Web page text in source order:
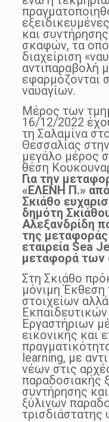
και
σκαφών, τα
διαχείριση
αντιπαραβολή
εφαρμόζονται
ναυαγίων.
Μέρος των
16/12/2022
τη Σαλαμίνα
Θεσσαλίας
μεγάλο μέρος
θέση
Για την
«ΕΛΕΝΗ Π.»
Σκιάθο
δημότη
Αλεξανδρίδη
της
εταιρεία Sea
μεταφορά
Στη Σκιάθο
μόνιμη
στοιχείων
Εργαστήριων
εικονικής και
learning, με
νέων στις
παραδοσιακής
συντήρησης
ξύλινων
τρισδιάστατης